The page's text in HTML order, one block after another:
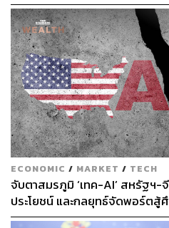
ECONOMIC / MARKET / TECH
จับตาสมรภูมิ ‘เทค-AI’ สหรัฐฯ-
ประโยชน์ และกลยุทธ์จัดพอร์ตสู้
ข้างหน้า